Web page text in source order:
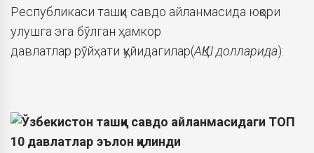
Республикаси ташқи савдо айланмасида юқори
улушга эга бўлган ҳамкор
давлатлар рўйҳати қуйидагилар(АҚШ долларида):